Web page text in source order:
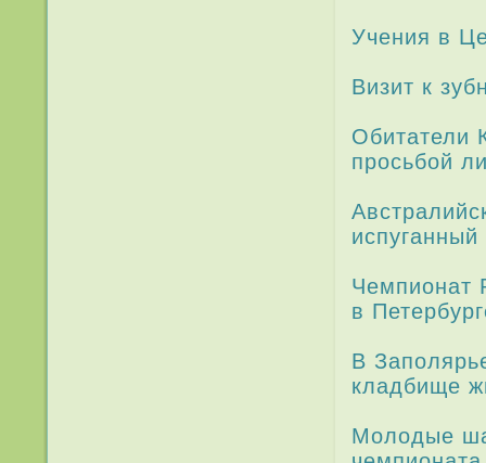
Учения в
Визит к
Обитатели
просьбой
испуганный
Чемпи­онат
в
В
кладбище
Молодые